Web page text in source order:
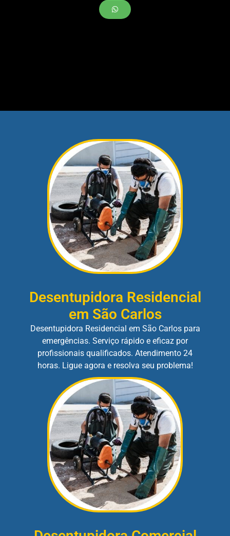
Desentupidora Residencial
em São Carlos
Desentupidora Residencial em São Carlos para
emergências. Serviço rápido e eficaz por
profissionais qualificados. Atendimento 24
horas. Ligue agora e resolva seu problema!